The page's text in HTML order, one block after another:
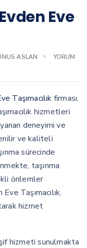
Eve
ASLAN
YORUM
Taşımacılık firması,
hizmetleri
deneyimi ve
ve kaliteli
sürecinde
taşınma
önlemler
Taşımacılık,
hizmet
hizmeti sunulmakta